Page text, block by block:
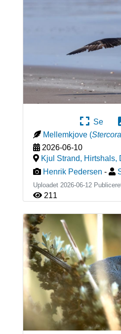
Se
Mellemkjove (
2026-06-10
Kjul Strand, Hirtshals,
Henrik Pedersen -
Uploadet 2026-06-12
211